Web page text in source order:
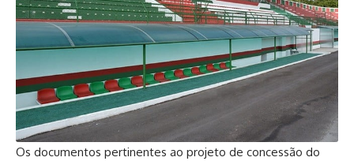
Os documentos pertinentes ao projeto de concessão do